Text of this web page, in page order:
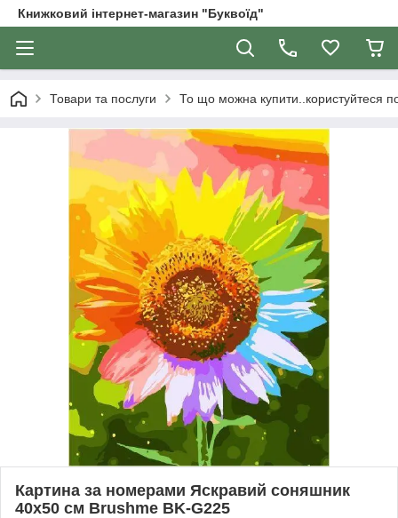
Книжковий інтернет-магазин "Буквоїд"
Товари та послуги То що можна купити..користуйтеся
Картина за номерами Яскравий соняшник
40х50 см Brushme BK-G225